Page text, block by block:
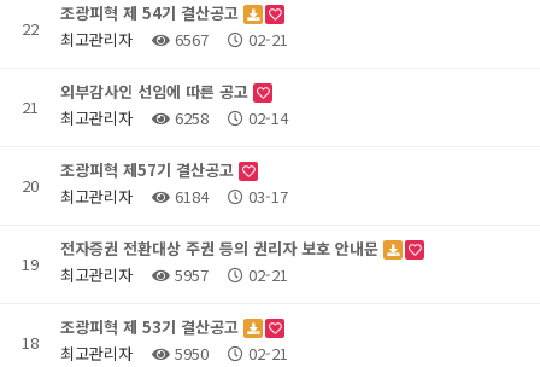
22
조광피혁 제 54기 결산공고
최고관리자
6567 02-21
21
외부감사인 선임에 따른 공고
최고관리자
6258 02-14
20
조광피혁 제57기 결산공고
최고관리자
6184 03-17
19
전자증권 전환대상 주권 등의 권리자 보호 안내문
최고관리자
5957 02-21
18
조광피혁 제 53기 결산공고
최고관리자
5950 02-21